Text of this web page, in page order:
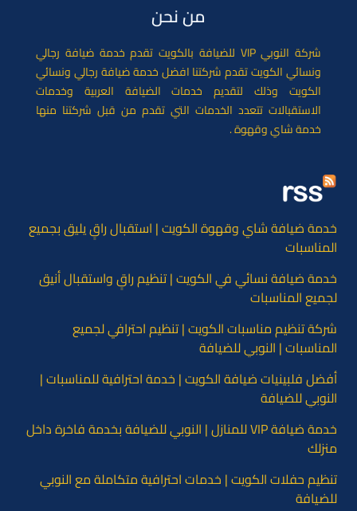
من نحن
شركة النوبي VIP للضيافة بالكويت تقدم خدمة ضيافة رجالي
ونسائي الكويت تقدم شركتنا افضل خدمة ضيافة رجالي ونسائي
الكويت وذلك لتقديم خدمات الضيافة العربية وخدمات
الاستقبالات تتعدد الخدمات التي تقدم من قبل شركتنا منها
خدمة شاي وقهوة .
خدمة ضيافة شاي وقهوة الكويت | استقبال راقٍ يليق بجميع
المناسبات
خدمة ضيافة نسائي في الكويت | تنظيم راقٍ واستقبال أنيق
لجميع المناسبات
شركة تنظيم مناسبات الكويت | تنظيم احترافي لجميع
المناسبات | النوبي للضيافة
أفضل فلبينيات ضيافة الكويت | خدمة احترافية للمناسبات |
النوبي للضيافة
خدمة ضيافة VIP للمنازل | النوبي للضيافة بخدمة فاخرة داخل
منزلك
تنظيم حفلات الكويت | خدمات احترافية متكاملة مع النوبي
للضيافة